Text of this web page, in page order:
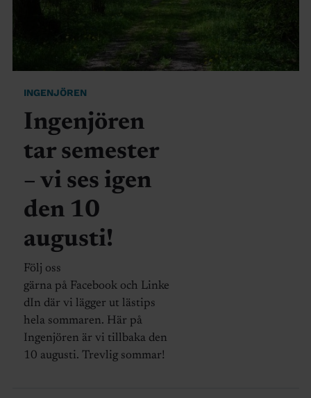
INGENJÖREN
Ingenjören
tar semester
– vi ses igen
den 10
augusti!
Följ oss
gärna på Facebook och Linke
dIn där vi lägger ut lästips
hela sommaren. Här på
Ingenjören är vi tillbaka den
10 augusti. Trevlig sommar!